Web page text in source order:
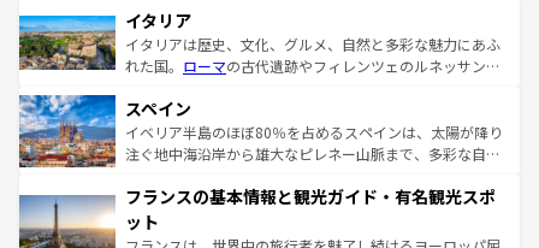
イタリア
イタリアは歴史、文化、グルメ、自然と多彩な魅力にあふ
れた国。 ローマの古代遺跡やフィレンツェのルネッサンス
ろん、トスカーナの美しい田園風景やアマルフィ海岸の絶
景など、自然景観も見逃せない。観光の合間には、本場の
ピザやパスタなど、絶品のイタリア料理を堪能することも
ませてくれるイタリアで、忘れられない旅をしてみよう！
なお、新着のイタリア情報は
しい。
スペイン
イベリア半島のほぼ80％を占めるスペインは、太陽が降り
注ぐ地中海沿岸から雄大なピレネー山脈まで、多彩な自然
文化が根付くこの国では、情熱的なフラメンコ、熱気あふ
れる闘牛、そして美味しいタパスが生活の一部となってい
る。首都マドリードの洗練された雰囲気や、バルセロナの
フランスの基本情報と観光ガイド・有名観光スポ
ット